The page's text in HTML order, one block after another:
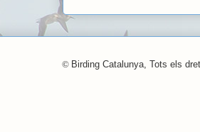
© Birding Catalunya, Tots els